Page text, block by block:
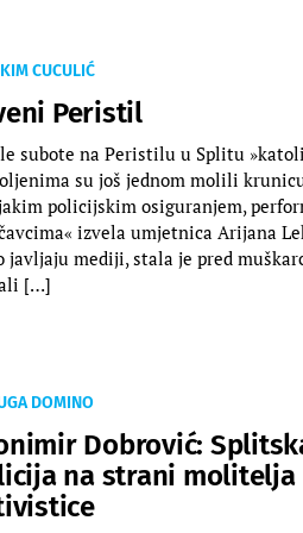
CUCULIĆ
Peristil
subote na Peristilu u Splitu
su još jednom molili
policijskim osiguranjem,
izvela umjetnica Arijana
javljaju mediji, stala je pred
[…]
DOMINO
Dobrović:
na strani